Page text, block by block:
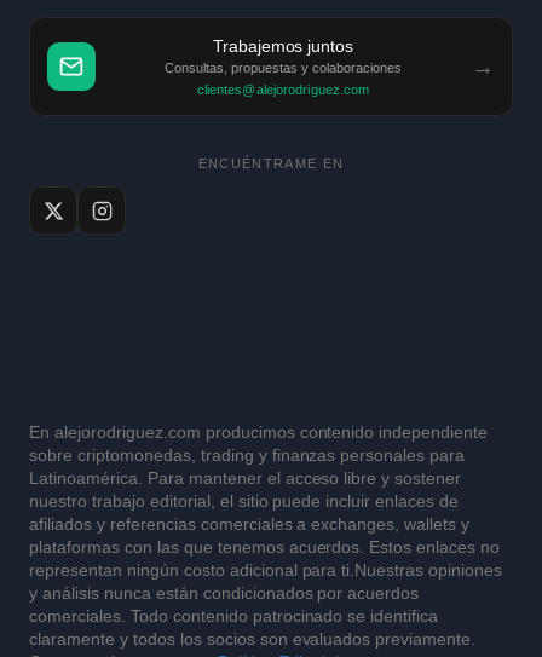
Trabajemos juntos
Consultas, propuestas y colaboraciones
clientes@alejorodriguez.com
→
ENCUÉNTRAME EN
En alejorodriguez.com producimos contenido independiente
sobre criptomonedas, trading y finanzas personales para
Latinoamérica. Para mantener el acceso libre y sostener
nuestro trabajo editorial, el sitio puede incluir enlaces de
afiliados y referencias comerciales a exchanges, wallets y
plataformas con las que tenemos acuerdos. Estos enlaces no
representan ningún costo adicional para ti.Nuestras opiniones
y análisis nunca están condicionados por acuerdos
comerciales. Todo contenido patrocinado se identifica
claramente y todos los socios son evaluados previamente.